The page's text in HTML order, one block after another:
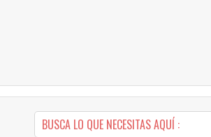
BUSCA LO QUE NECESITAS AQUÍ :